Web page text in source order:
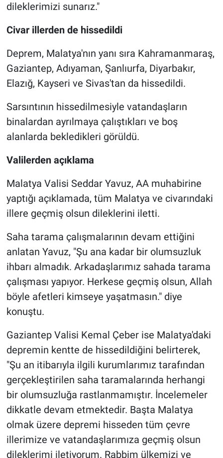
dileklerimizi sunarız."
Civar illerden de hissedildi
Deprem, Malatya'nın yanı sıra Kahramanmaraş,
Gaziantep, Adıyaman, Şanlıurfa, Diyarbakır,
Elazığ, Kayseri ve Sivas'tan da hissedildi.
Sarsıntının hissedilmesiyle vatandaşların
binalardan ayrılmaya çalıştıkları ve boş
alanlarda bekledikleri görüldü.
Valilerden açıklama
Malatya Valisi Seddar Yavuz, AA muhabirine
yaptığı açıklamada, tüm Malatya ve civarındaki
illere geçmiş olsun dileklerini iletti.
Saha tarama çalışmalarının devam ettiğini
anlatan Yavuz, "Şu ana kadar bir olumsuzluk
ihbarı almadık. Arkadaşlarımız sahada tarama
çalışması yapıyor. Herkese geçmiş olsun, Allah
böyle afetleri kimseye yaşatmasın." diye
konuştu.
Gaziantep Valisi Kemal Çeber ise Malatya'daki
depremin kentte de hissedildiğini belirterek,
"Şu an itibarıyla ilgili kurumlarımız tarafından
gerçekleştirilen saha taramalarında herhangi
bir olumsuzluğa rastlanmamıştır. İncelemeler
dikkatle devam etmektedir. Başta Malatya
olmak üzere depremi hisseden tüm çevre
illerimize ve vatandaşlarımıza geçmiş olsun
dileklerimi iletiyorum. Rabbim ülkemizi ve